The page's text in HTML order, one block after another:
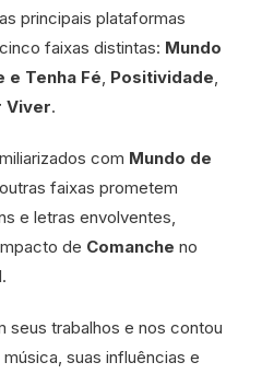
principais plataformas
faixas distintas: Mundo
e Tenha Fé Positividade
Viver.
com Mundo de
outras faixas prometem
e letras envolventes,
de Comanche no
seus trabalhos e nos contou
suas influências e